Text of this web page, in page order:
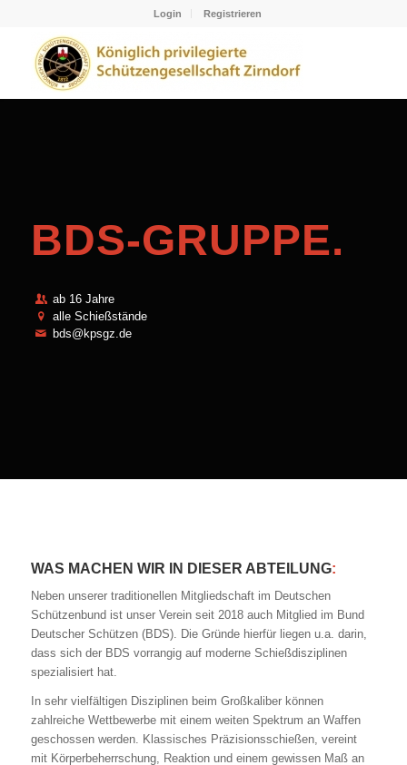
Login Registrieren
BDS-GRUPPE.
ab 16 Jahre
alle Schießstände
bds@kpsgz.de
WAS MACHEN WIR IN DIESER ABTEILUNG:
Neben unserer traditionellen Mitgliedschaft im Deutschen
Schützenbund ist unser Verein seit 2018 auch Mitglied im Bund
Deutscher Schützen (BDS). Die Gründe hierfür liegen u.a. darin,
dass sich der BDS vorrangig auf moderne Schießdisziplinen
spezialisiert hat.
In sehr vielfältigen Disziplinen beim Großkaliber können
zahlreiche Wettbewerbe mit einem weiten Spektrum an Waffen
geschossen werden. Klassisches Präzisionsschießen, vereint
mit Körperbeherrschung, Reaktion und einem gewissen Maß an